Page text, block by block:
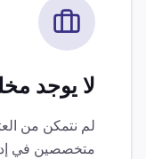
لا يوجد
لم نتمكن من
متخصصين في